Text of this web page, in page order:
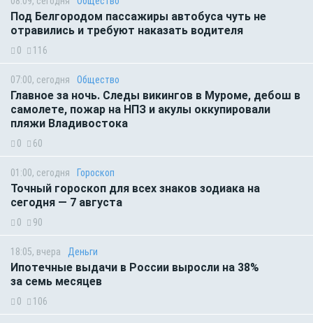
Под Белгородом пассажиры автобуса чуть не
отравились и требуют наказать водителя
0 116
07:00, сегодня Общество
Главное за ночь. Следы викингов в Муроме, дебош в
самолете, пожар на НПЗ и акулы оккупировали
пляжи Владивостока
0 60
01:00, сегодня Гороскоп
Точный гороскоп для всех знаков зодиака на
сегодня — 7 августа
0 90
18:05, вчера Деньги
Ипотечные выдачи в России выросли на 38%
за семь месяцев
0 106